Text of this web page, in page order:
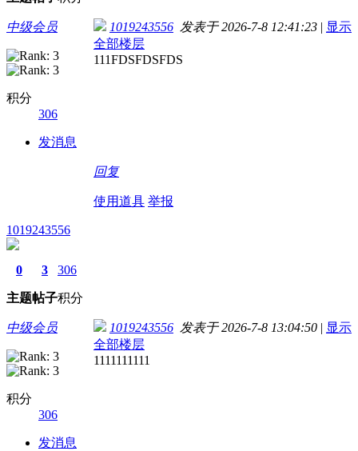
中级会员
积分
306
发消息
1019243556 发表于 2026-7-8 12:41:23 | 显示
全部楼层
111FDSFDSFDS
回复
使用道具 举报
1019243556
0
主题
3
帖子
306
积分
中级会员
积分
306
发消息
1019243556 发表于 2026-7-8 13:04:50 | 显示
全部楼层
1111111111